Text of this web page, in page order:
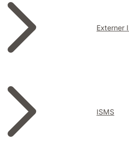
Externer
ISMS